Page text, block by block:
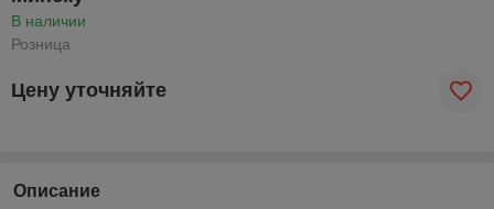
В наличии
Розница
Цену уточняйте
Описание